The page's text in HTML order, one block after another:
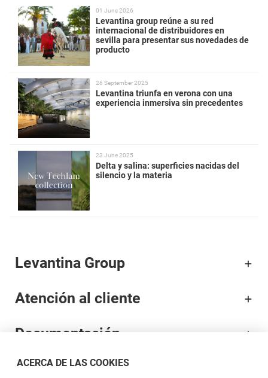
01 June 2026
Levantina group reúne a su red
internacional de distribuidores en
sevilla para presentar sus novedades de
producto
26 September 2025
Levantina triunfa en verona con una
experiencia inmersiva sin precedentes
23 June 2025
Delta y salina: superficies nacidas del
silencio y la materia
ACERCA DE LAS COOKIES
Levantina Group
Atención al cliente
Documentación
Marcas